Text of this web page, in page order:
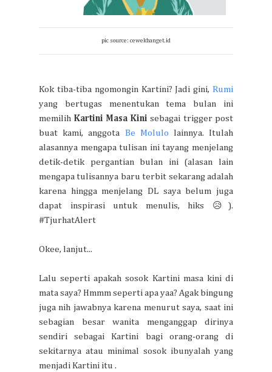
pic source: cewekbanget.id
Kok tiba-tiba ngomongin Kartini? Jadi gini, Rumi
yang bertugas menentukan tema bulan ini
memilih Kartini Masa Kini sebagai trigger post
buat kami, anggota Be Molulo lainnya. Itulah
alasannya mengapa tulisan ini tayang menjelang
detik-detik pergantian bulan ini (alasan lain
mengapa tulisannya baru terbit sekarang adalah
karena hingga menjelang DL saya belum juga
dapat inspirasi untuk menulis, hiks 😥).
#TjurhatAlert
Okee, lanjut...
Lalu seperti apakah sosok Kartini masa kini di
mata saya? Hmmm seperti apa yaa? Agak bingung
juga nih jawabnya karena menurut saya, saat ini
sebagian besar wanita menganggap dirinya
sendiri sebagai Kartini bagi orang-orang di
sekitarnya atau minimal sosok ibunyalah yang
menjadi Kartini itu .